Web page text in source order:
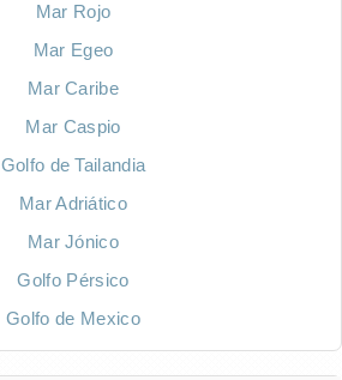
Mar Rojo
Mar Egeo
Mar Caribe
Mar Caspio
Golfo de Tailandia
Mar Adriático
Mar Jónico
Golfo Pérsico
Golfo de Mexico